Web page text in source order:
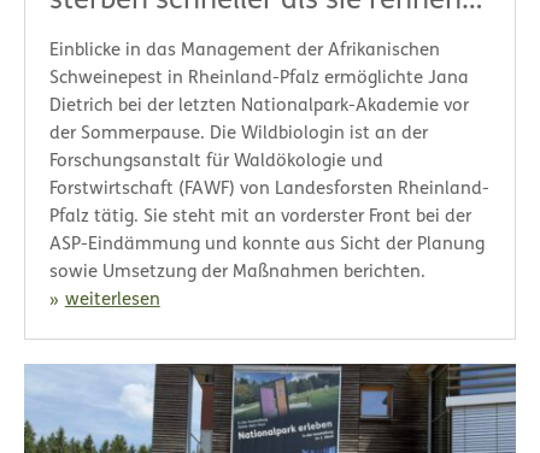
können
Einblicke in das Management der Afrikanischen
Schweinepest in Rheinland-Pfalz ermöglichte Jana
Dietrich bei der letzten Nationalpark-Akademie vor
der Sommerpause. Die Wildbiologin ist an der
Forschungsanstalt für Waldökologie und
Forstwirtschaft (FAWF) von Landesforsten Rheinland-
Pfalz tätig. Sie steht mit an vorderster Front bei der
ASP-Eindämmung und konnte aus Sicht der Planung
sowie Umsetzung der Maßnahmen berichten.
weiterlesen